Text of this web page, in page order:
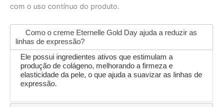
com o uso contínuo do produto.
Como o creme Eternelle Gold Day ajuda a reduzir as
linhas de expressão?
Ele possui ingredientes ativos que estimulam a
produção de colágeno, melhorando a firmeza e
elasticidade da pele, o que ajuda a suavizar as linhas de
expressão.